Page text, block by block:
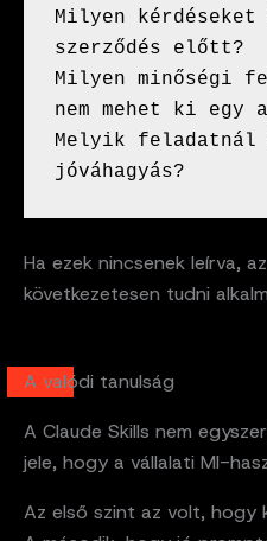
Milyen
szerződés előtt?
Milyen minőségi
nem mehet ki egy
Melyik feladatnál
jóváhagyás?
Ha ezek nincsenek leírva,
következetesen tudni
A valódi tanulság
A Claude Skills nem
jele, hogy a vállalati MI-
Az első szint az volt,